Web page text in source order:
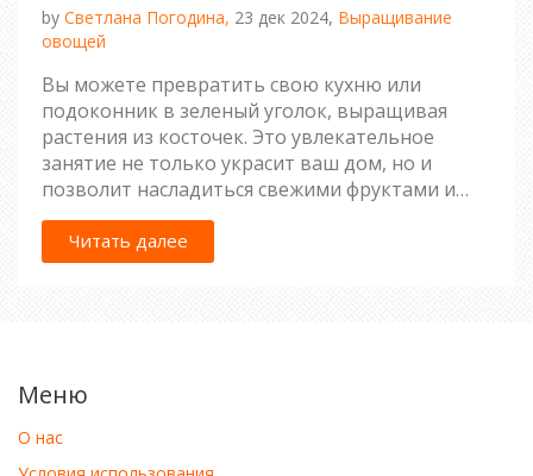
by Светлана Погодина, 23 дек 2024, Выращивание
овощей
Вы можете превратить свою кухню или
подоконник в зеленый уголок, выращивая
растения из косточек. Это увлекательное
занятие не только украсит ваш дом, но и
позволит насладиться свежими фруктами и
овощами, выращенными собственноручно.
Мы обсудим, какие косточки проще всего
оживить и как это сделать, чтобы получить
Читать далее
Меню
О нас